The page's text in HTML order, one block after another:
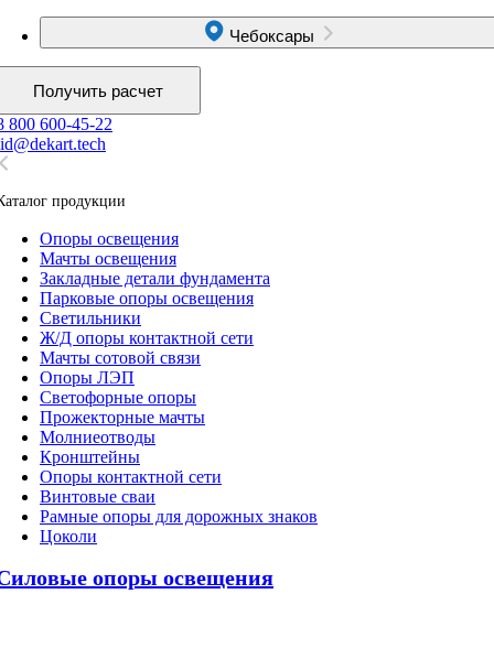
Чебоксары
Получить расчет
800 600-45-22
продукции
Oпоры oсвeщения
Мачты освещения
Закладные детали фундамента
Парковые опоры освещения
Светильники
Ж/Д опоры контактной сети
Мачты сотовой связи
Опоры ЛЭП
Светофорные опоры
Прожекторные мачты
Молниеотводы
Кронштейны
Опоры контактной сети
Винтовые сваи
Рамные опоры для дорожных знаков
Цоколи
опоры освещения